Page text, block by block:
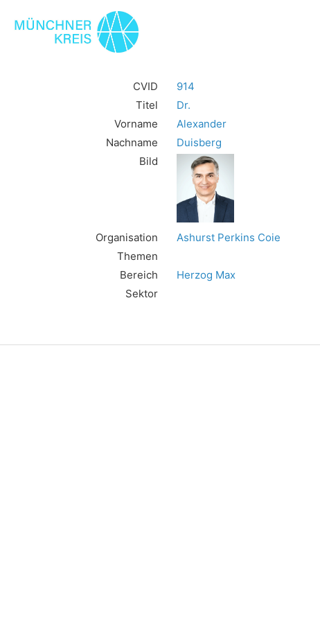
CVID
914
Titel
Dr.
Vorname
Alexander
Nachname
Duisberg
Bild
Organisation
Ashurst Perkins Coie
Themen
Bereich
Herzog Max
Sektor